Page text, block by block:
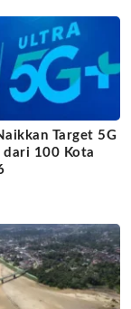
Target 5G
dari 100 Kota